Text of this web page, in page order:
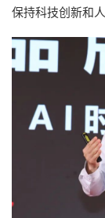
保持科技创新和